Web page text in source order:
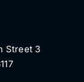
Street 3